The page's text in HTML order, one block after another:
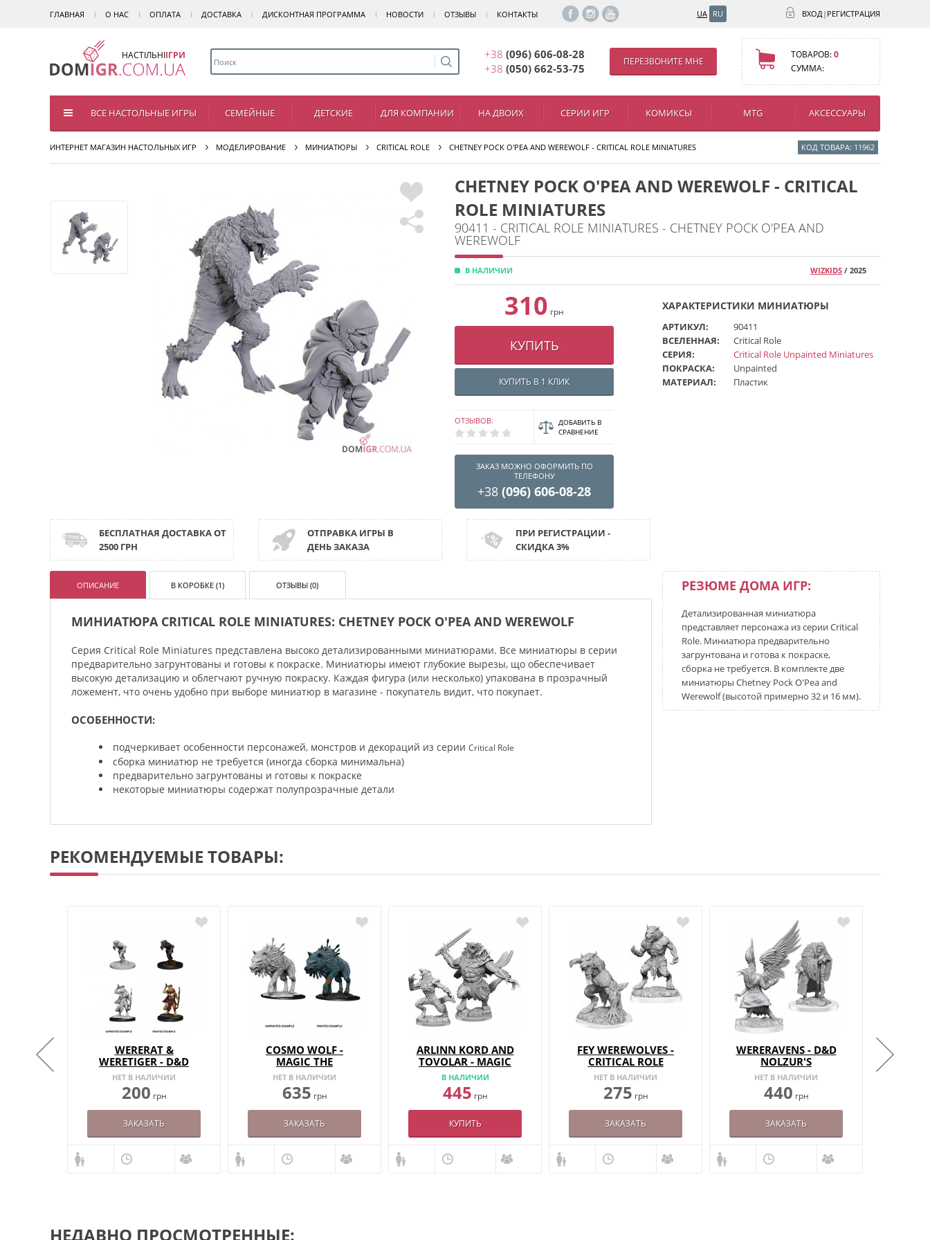
ГЛАВНАЯ О НАС ОПЛАТА ДОСТАВКА ДИСКОНТНАЯ ПРОГРАММА НОВОСТИ ОТЗЫВЫ КОНТАКТЫ UA RU ВХОД| РЕГИСТРАЦИЯ
НАСТІЛЬНІІГРИ +38 (096) 606-08-28
+38 (050) 662-53-75
ПЕРЕЗВОНИТЕ МНЕ
ТОВАРОВ:0
СУММА:
ВСЕ НАСТОЛЬНЫЕ ИГРЫ СЕМЕЙНЫЕ ДЕТСКИЕ ДЛЯ КОМПАНИИ НА ДВОИХ СЕРИИ ИГР КОМИКСЫ MTG АКСЕССУАРЫ
ИНТЕРНЕТ МАГАЗИН НАСТОЛЬНЫХ ИГР МОДЕЛИРОВАНИЕ МИНИАТЮРЫ CRITICAL ROLE CHETNEY POCK O'PEA AND WEREWOLF - CRITICAL ROLE MINIATURES КОД ТОВАРА: 11962
CHETNEY POCK O'PEA AND WEREWOLF - CRITICAL
ROLE MINIATURES
90411 - CRITICAL ROLE MINIATURES - CHETNEY POCK O'PEA AND
WEREWOLF
В НАЛИЧИИ WIZKIDS / 2025
310 грн
КУПИТЬ
КУПИТЬ В 1 КЛИК
ОТЗЫВОВ:
ДОБАВИТЬ В
СРАВНЕНИЕ
ЗАКАЗ МОЖНО ОФОРМИТЬ ПО
ТЕЛЕФОНУ
+38 (096) 606-08-28
ХАРАКТЕРИСТИКИ МИНИАТЮРЫ
АРТИКУЛ:
90411
ВСЕЛЕННАЯ:
Critical Role
СЕРИЯ:
Critical Role Unpainted Miniatures
ПОКРАСКА:
Unpainted
МАТЕРИАЛ:
Пластик
БЕСПЛАТНАЯ ДОСТАВКА ОТ
2500 ГРН
ОТПРАВКА ИГРЫ В
ДЕНЬ ЗАКАЗА
ПРИ РЕГИСТРАЦИИ -
СКИДКА 3%
РЕЗЮМЕ ДОМА ИГР:
Детализированная миниатюра
представляет персонажа из серии Critical
Role. Миниатюра предварительно
загрунтована и готова к покраске,
сборка не требуется. В комплекте две
миниатюры Chetney Pock O'Pea and
Werewolf (высотой примерно 32 и 16 мм).
ОПИСАНИЕ В КОРОБКЕ (1) ОТЗЫВЫ (0)
МИНИАТЮРА CRITICAL ROLE MINIATURES: CHETNEY POCK O'PEA AND WEREWOLF
Серия Critical Role Miniatures представлена высоко детализированными миниатюрами. Все миниатюры в серии
предварительно загрунтованы и готовы к покраске. Миниатюры имеют глубокие вырезы, що обеспечивает
высокую детализацию и облегчают ручную покраску. Каждая фигура (или несколько) упакована в прозрачный
ложемент, что очень удобно при выборе миниатюр в магазине - покупатель видит, что покупает.
ОСОБЕННОСТИ:
подчеркивает особенности персонажей, монстров и декораций из серии Critical Role
cборка миниатюр не требуется (иногда сборка минимальна)
предварительно загрунтованы и готовы к покраске
некоторые миниатюры содержат полупрозрачные детали
РЕКОМЕНДУЕМЫЕ ТОВАРЫ:
- D&D
WERERAT &
WERETIGER - D&D
NOLZUR'S
MARVELOUS
MINIATURES - W11
НЕТ В НАЛИЧИИ
200 грн
ЗАКАЗАТЬ
COSMO WOLF -
MAGIC THE
GATHERING
MINIATURES - W14
НЕТ В НАЛИЧИИ
635 грн
ЗАКАЗАТЬ
ARLINN KORD AND
TOVOLAR - MAGIC
THE GATHERING
MINIATURES - W4
В НАЛИЧИИ
445 грн
КУПИТЬ
FEY WEREWOLVES -
CRITICAL ROLE
MINIATURES - W3
НЕТ В НАЛИЧИИ
275 грн
ЗАКАЗАТЬ
WERERAVENS - D&D
NOLZUR'S
MARVELOUS
MINIATURES - W19
НЕТ В НАЛИЧИИ
440 грн
ЗАКАЗАТЬ
НЕДАВНО ПРОСМОТРЕННЫЕ: